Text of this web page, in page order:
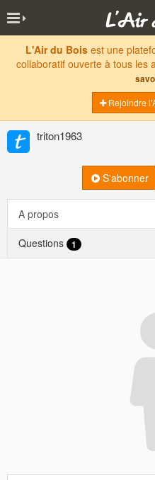
L'Air du Boisest une
collaboratif ouverte à tous les
Rejoindre
triton1963
S'abonner
A propos
Questions 1